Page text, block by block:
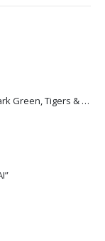
Sidney Midi Smock Dress - Dark Green, Tigers & Palms D1169